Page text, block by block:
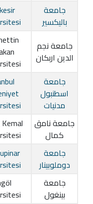
جامعة
باليكسير
جامعة نجم
الدين اربكان
جامعة
اسطنبول
مدنيات
جامعة نامق
كمال
جامعة
دوملوبينار
جامعة
بينغول